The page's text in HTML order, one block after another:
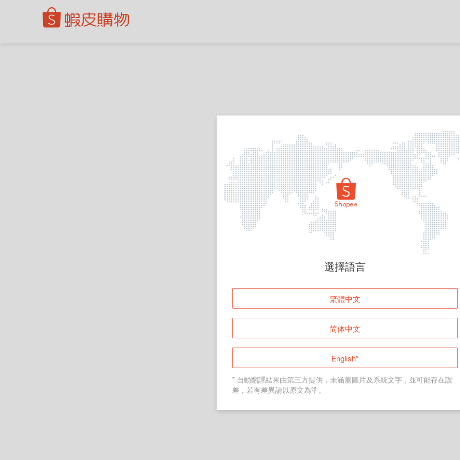
頁面無法顯示
登入
返回首頁
選擇語言
繁體中文
简体中文
English*
* 自動翻譯結果由第三方提供，未涵蓋圖片及系統文字，並可能存在誤
差，若有差異請以原文為準。